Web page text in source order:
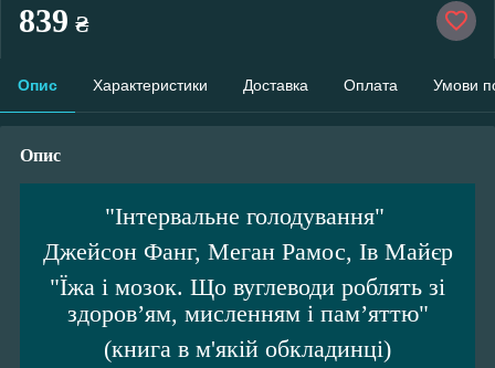
839 ₴
Опис Характеристики Доставка Оплата Умови
Опис
"Інтервальне голодування"
Джейсон Фанг, Меган Рамос, Ів Майєр
"Їжа і мозок. Що вуглеводи роблять зі
здоров’ям, мисленням і пам’яттю"
(книга в м'якій обкладинці)